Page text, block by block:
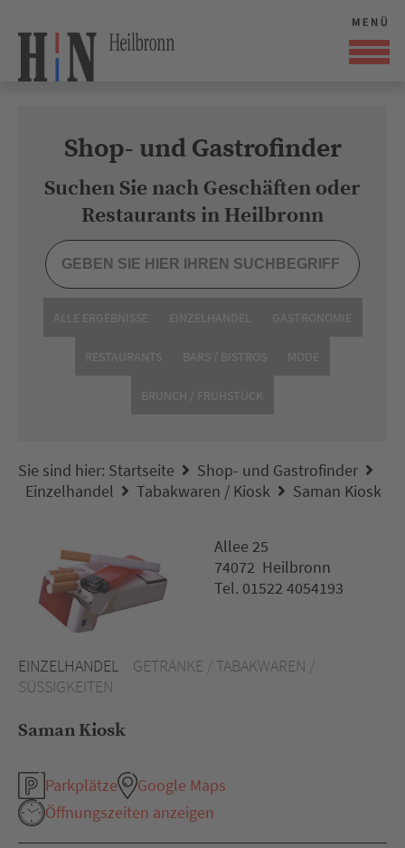
Shop- und Gastrofinder
Suchen Sie nach Geschäften oder
Restaurants in Heilbronn
ALLE ERGEBNISSE EINZELHANDEL GASTRONOMIE
RESTAURANTS BARS / BISTROS MODE
BRUNCH / FRÜHSTÜCK
Sie sind hier: Startseite
Shop- und Gastrofinder
Einzelhandel
Tabakwaren / Kiosk Saman Kiosk
EINZELHANDEL
GETRÄNKE / TABAKWAREN /
SÜSSIGKEITEN
Saman Kiosk
Parkplätze
Google Maps
Öffnungszeiten anzeigen
Allee 25
74072 Heilbronn
Tel. 01522 4054193